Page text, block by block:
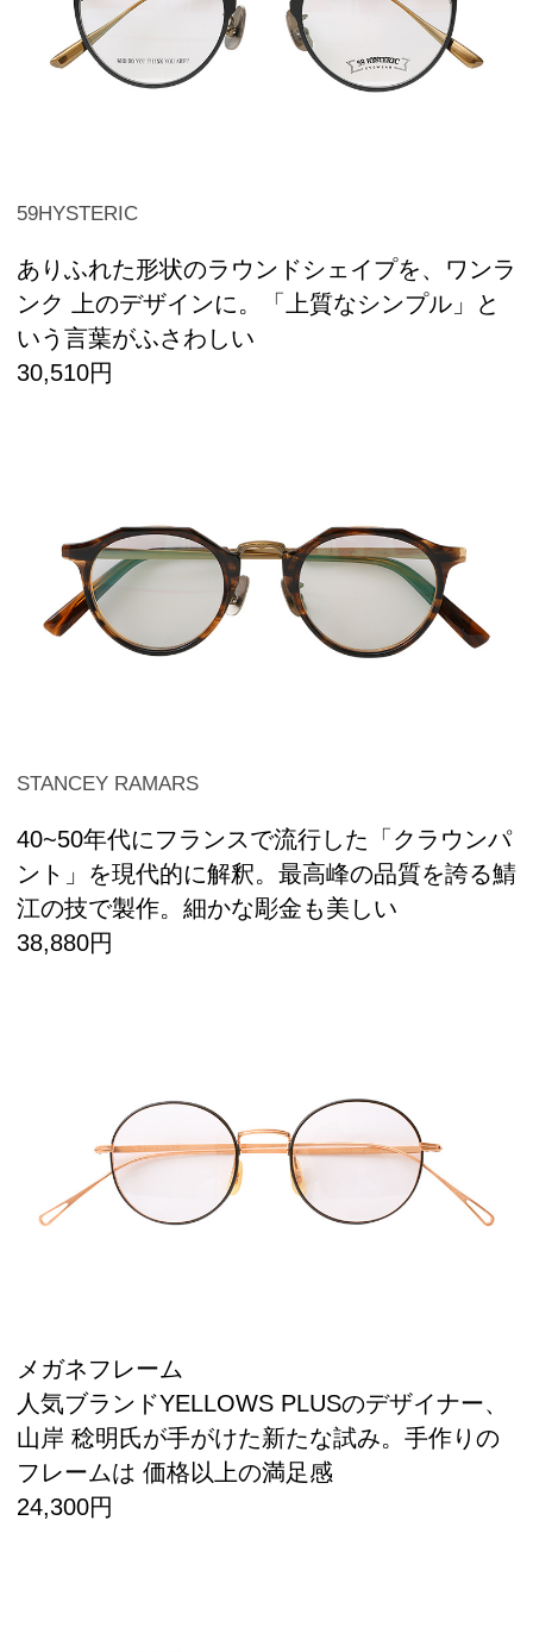
59HYSTERIC
ありふれた形状のラウンドシェイプを、ワンラ
ンク 上のデザインに。「上質なシンプル」と
いう言葉がふさわしい
30,510円
STANCEY RAMARS
40~50年代にフランスで流行した「クラウンパ
ント」を現代的に解釈。最高峰の品質を誇る鯖
江の技で製作。細かな彫金も美しい
38,880円
メガネフレーム
人気ブランドYELLOWS PLUSのデザイナー、
山岸 稔明氏が手がけた新たな試み。手作りの
フレームは 価格以上の満足感
24,300円